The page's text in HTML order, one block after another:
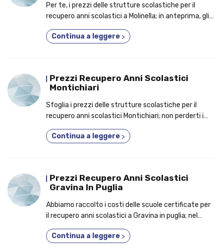
Per te, i prezzi delle strutture scolastiche per il
recupero anni scolastici a Molinella; in anteprima, gli
un corso fino a 5 anni in uno!
Continua a leggere >
Prezzi Recupero Anni Scolastici
Montichiari
Sfoglia i prezzi delle strutture scolastiche per il
recupero anni scolastici Montichiari; non perderti i
privato!
Continua a leggere >
Prezzi Recupero Anni Scolastici
Gravina In Puglia
Abbiamo raccolto i costi delle scuole certificate per
il recupero anni scolastici a Gravina in puglia; nel
aderiscono a un corso due anni in uno!
Continua a leggere >